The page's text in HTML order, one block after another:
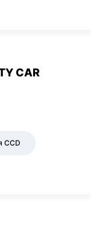
CAR
CCD